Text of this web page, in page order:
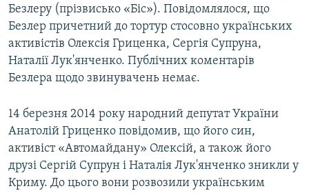
Безлеру (прізвисько «Біс»). Повідомлялося, що
Безлер причетний до тортур стосовно українських
активістів Олексія Гриценка, Сергія Супруна,
Наталії Лук'янченко. Публічних коментарів
Безлера щодо звинувачень немає.
14 березня 2014 року народний депутат України
Анатолій Гриценко повідомив, що його син,
активіст «Автомайдану» Олексій, а також його
друзі Сергій Супрун і Наталія Лук'янченко зникли у
Криму. До цього вони розвозили українським